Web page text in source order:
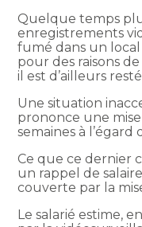
Quelque temps
enregistrements
fumé dans un
pour des raisons
il est d’ailleurs
Une situation
prononce une
semaines à l’égard
Ce que ce dernier
un rappel de
couverte par la
Le salarié estime,